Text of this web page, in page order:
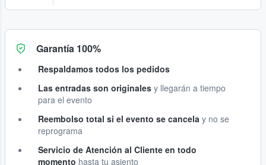
Garantía 100%
Respaldamos todos los pedidos
Las entradas son originales y llegarán a tiempo
para el evento
Reembolso total si el evento se cancela y no se
reprograma
Servicio de Atención al Cliente en todo
momento hasta tu asiento